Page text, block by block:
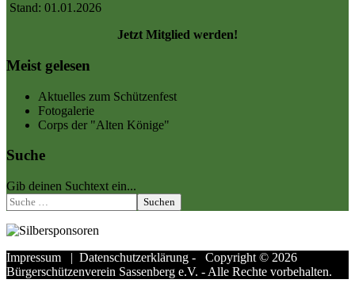
Stand: 01.01.2026
Jetzt Mitglied werden!
Meist gelesen
Aktuelles zum Schützenfest
Fotogalerie
Corps der "Alten Könige"
Suche
Gib deinen Suchtext ein...
Suchen
Impressum | Datenschutzerklärung - Copyright © 2026
Bürgerschützenverein Sassenberg e.V. - Alle Rechte vorbehalten.